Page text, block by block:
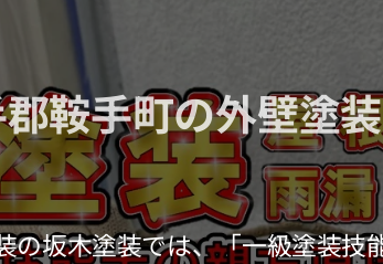
鞍手町の外壁塗
の坂木塗装では、「一級塗装技